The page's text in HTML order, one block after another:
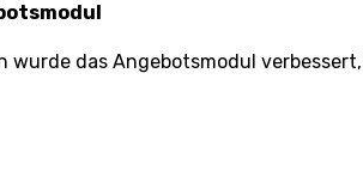
wurde das Angebotsmodul